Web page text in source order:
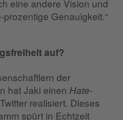
eine andere Vision und
Genauigkeit.“
auf?
der
hat Jaki einen Hate-
realisiert. Dieses
spürt in Echtzeit